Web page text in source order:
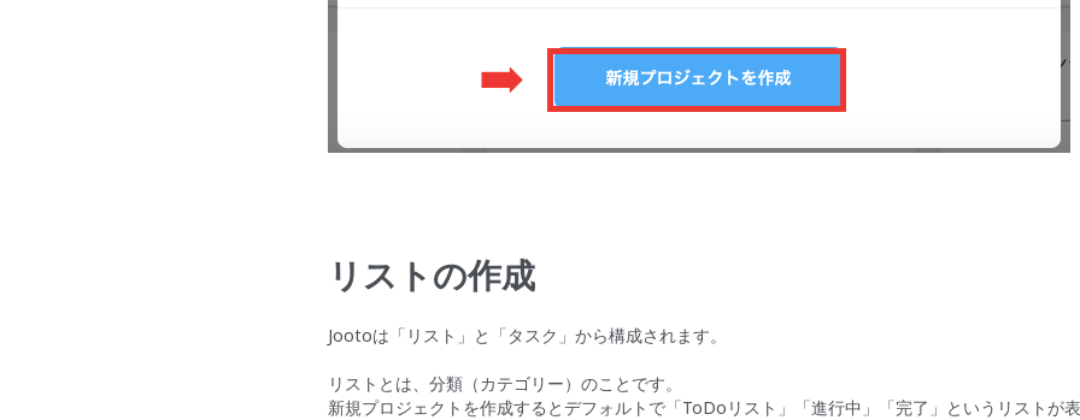
リストの作成
Jootoは「リスト」と「タスク」から構成されます。
リストとは、分類（カテゴリー）のことです。
新規プロジェクトを作成するとデフォルトで「ToDoリスト」「進行中」「完了」というリストが表